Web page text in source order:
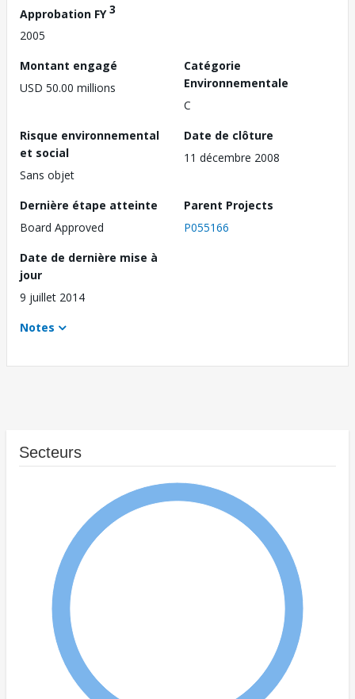
Approbation FY3
2005
Montant engagé
USD 50.00 millions
Catégorie
Environnementale
C
Risque environnemental
et social
Sans objet
Date de clôture
11 décembre 2008
Dernière étape atteinte
Board Approved
Parent Projects
P055166
Date de dernière mise à
jour
9 juillet 2014
Notes
Secteurs